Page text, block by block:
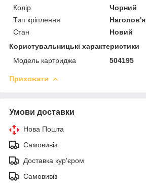
Колір
Чорний
Тип кріплення
Наголов'я
Стан
Новий
Користувальницькі характеристики
Модель картриджа
504195
Приховати
Умови доставки
Нова Пошта
Самовивіз
Доставка кур'єром
Самовивіз